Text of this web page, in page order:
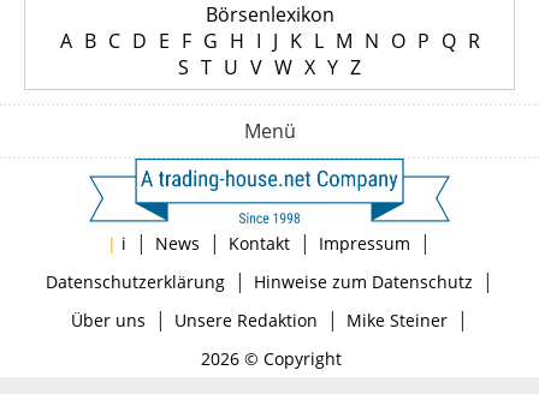
Börsenlexikon
A B C D E F G H I J K L M N O P Q R
S T U V W X Y Z
Menü
| i | News | Kontakt | Impressum |
Datenschutzerklärung| Hinweise zum Datenschutz |
Über uns | Unsere Redaktion | Mike Steiner|
2026 © Copyright